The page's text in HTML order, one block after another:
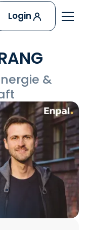
Login
&